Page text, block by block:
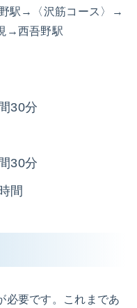
駅→〈沢筋コース〉→
→西吾野駅
30分
30分
間
必要です。これまであ